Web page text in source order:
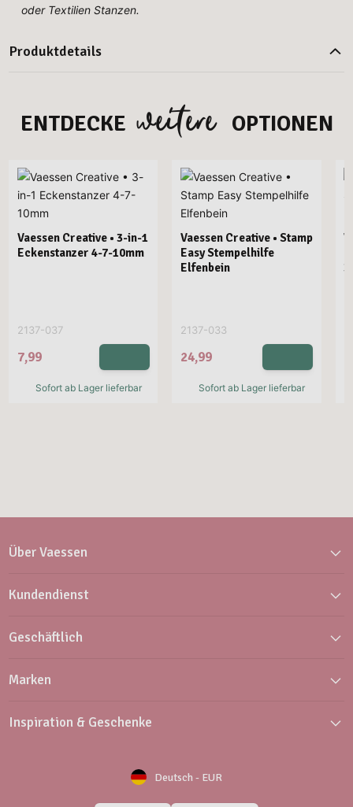
oder Textilien Stanzen.
Produktdetails
ENTDECKE weitere OPTIONEN
Vaessen Creative • 3-in-1
Eckenstanzer 4-7-10mm
2137-037
7,99
Sofort ab Lager lieferbar
Vaessen Creative • Stamp
Easy Stempelhilfe
Elfenbein
2137-033
24,99
Sofort ab Lager lieferbar
Über Vaessen
Kundendienst
Geschäftlich
Marken
Inspiration & Geschenke
Deutsch - EUR